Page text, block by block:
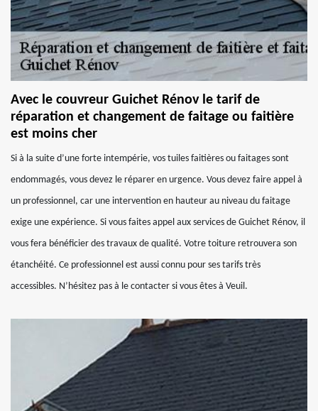
Avec le couvreur Guichet Rénov le tarif de
réparation et changement de faitage ou faitière
est moins cher
Si à la suite d’une forte intempérie, vos tuiles faitières ou faitages sont
endommagés, vous devez le réparer en urgence. Vous devez faire appel à
un professionnel, car une intervention en hauteur au niveau du faitage
exige une expérience. Si vous faites appel aux services de Guichet Rénov, il
vous fera bénéficier des travaux de qualité. Votre toiture retrouvera son
étanchéité. Ce professionnel est aussi connu pour ses tarifs très
accessibles. N’hésitez pas à le contacter si vous êtes à Veuil.